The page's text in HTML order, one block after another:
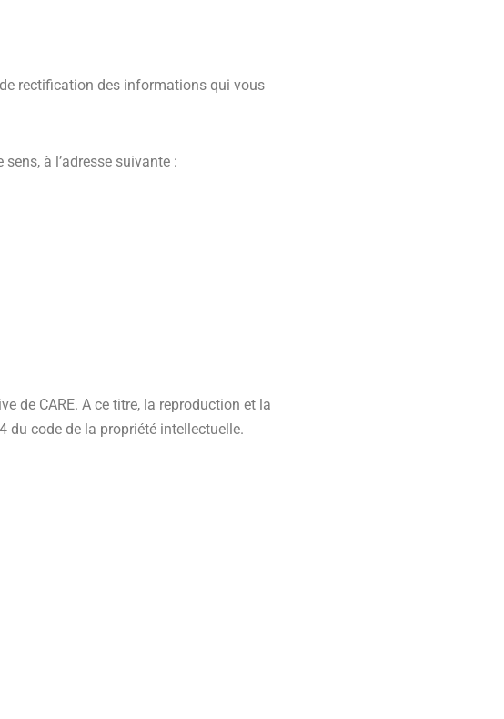
rectification des informations qui vous
à l’adresse suivante :
de CARE. A ce titre, la reproduction et la
du code de la propriété intellectuelle.